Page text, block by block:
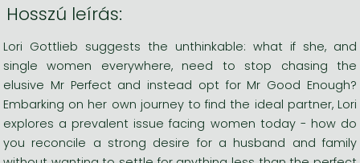
Hosszú leírás:
Lori Gottlieb suggests the unthinkable: what if she, and
single women everywhere, need to stop chasing the
elusive Mr Perfect and instead opt for Mr Good Enough?
Embarking on her own journey to find the ideal partner, Lori
explores a prevalent issue facing women today - how do
you reconcile a strong desire for a husband and family